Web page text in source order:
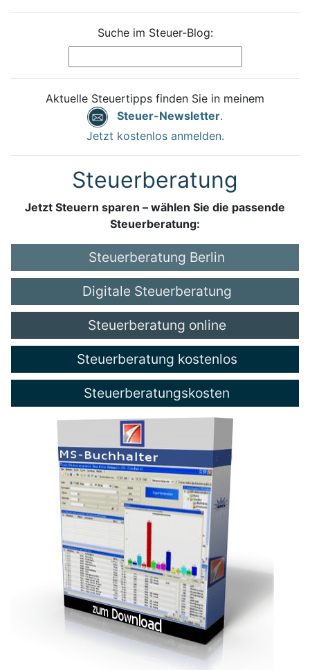
Suche im Steuer-Blog:
Aktuelle Steuertipps finden Sie in meinem
Steuer-Newsletter.
Jetzt kostenlos anmelden.
Steuerberatung
Jetzt Steuern sparen – wählen Sie die passende
Steuerberatung:
Steuerberatung Berlin
Digitale Steuerberatung
Steuerberatung online
Steuerberatung kostenlos
Steuerberatungskosten